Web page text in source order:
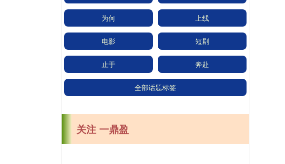
为何 上线
电影 短剧
止于 奔赴
全部话题标签
关注 一鼎盈